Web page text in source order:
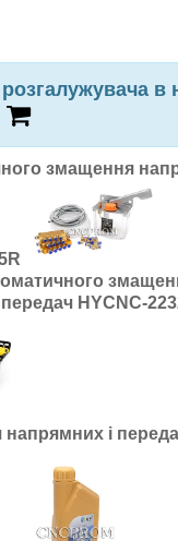
в
змащення
HYCNC-
і